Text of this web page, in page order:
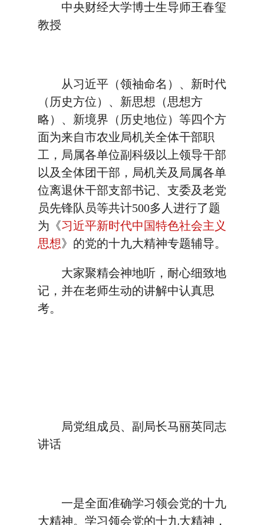
中央财经大学博士生导师王春玺
教授
从习近平（领袖命名）、新时代
（历史方位）、新思想（思想方
略）、新境界（历史地位）等四个方
面为来自市农业局机关全体干部职
工，局属各单位副科级以上领导干部
以及全体团干部，局机关及局属各单
位离退休干部支部书记、支委及老党
员先锋队员等共计500多人进行了题
为《习近平新时代中国特色社会主义
思想》的党的十九大精神专题辅导。
大家聚精会神地听，耐心细致地
记，并在老师生动的讲解中认真思
考。
局党组成员、副局长马丽英同志
讲话
一是全面准确学习领会党的十九
大精神。学习领会党的十九大精神，